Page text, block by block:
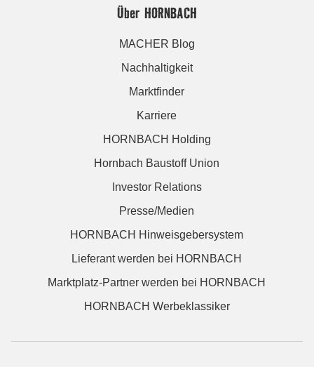
Über HORNBACH
MACHER Blog
Nachhaltigkeit
Marktfinder
Karriere
HORNBACH Holding
Hornbach Baustoff Union
Investor Relations
Presse/Medien
HORNBACH Hinweisgebersystem
Lieferant werden bei HORNBACH
Marktplatz-Partner werden bei HORNBACH
HORNBACH Werbeklassiker